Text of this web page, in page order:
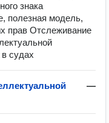
знака
полезная модель,
прав Отслеживание
судах
—